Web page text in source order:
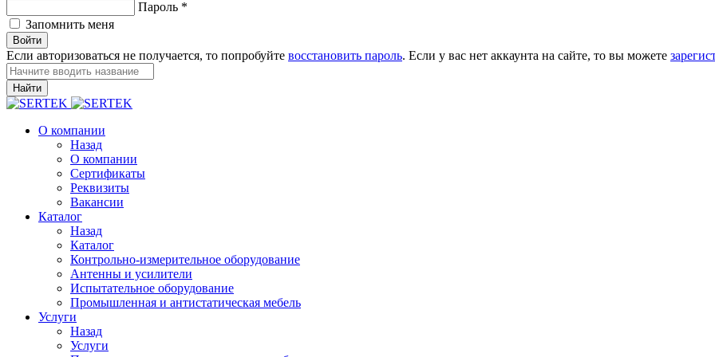
Пароль *
Запомнить меня
Войти
Если авторизоваться не получается, то попробуйте восстановить пароль. Если у вас нет аккаунта на сайте, то вы можете
Найти
О компании
Назад
О компании
Сертификаты
Реквизиты
Вакансии
Каталог
Назад
Каталог
Контрольно-измерительное оборудование
Антенны и усилители
Испытательное оборудование
Промышленная и антистатическая мебель
Услуги
Назад
Услуги